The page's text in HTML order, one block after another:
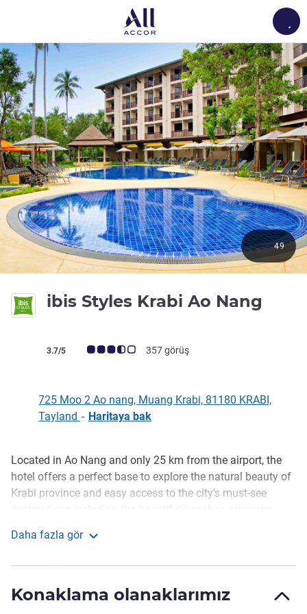
ibis Styles Krabi Ao Nang
Avis müşterileri puanı (ALL Puanlama)
3.7/5 357 görüş
49
725 Moo 2 Ao nang, Muang Krabi, 81180 KRABI,
Tayland - Haritaya bak
Açıklama
Located in Ao Nang and only 25 km from the airport, the
hotel offers a perfect base to explore the natural beauty of
Krabi province and easy access to the city's must-see
modern and stylish rooms and escape the stresses of the
playground are ideal places to relax.
Daha fazla gör
Konaklama olanaklarımız